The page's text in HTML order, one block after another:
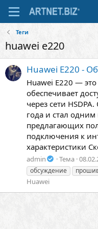
Теги
huawei e220
Huawei E220 -
Huawei E220 —
обеспечивает
через сети
года и стал одним
предлагающих
подключения к
характеристики
admin Тема
обсуждение
Huawei